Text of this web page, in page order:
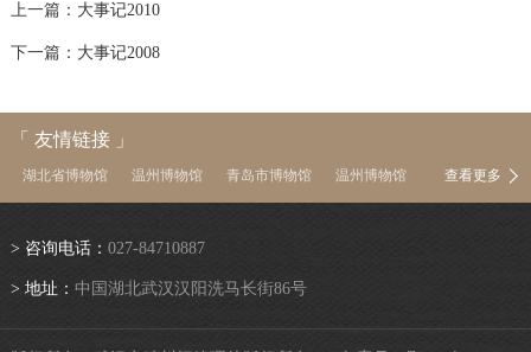
上一篇： 大事记2010
下一篇： 大事记2008
「 友情链接 」
湖北省博物馆 温州博物馆 青岛市博物馆 温州博物馆
河南博物院 湖南省博物馆
中国国家博物馆 故宫博物院 中国文物信息网
查看更多
> 咨询电话： 027-84710887
> 地址： 中国湖北武汉汉阳洗马长街86号